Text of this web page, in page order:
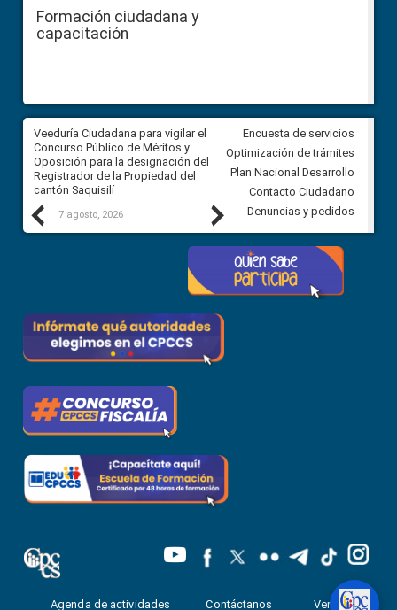
Formación ciudadana y
capacitación
Previous
Veeduría Ciudadana para vigilar el
Concurso Público de Méritos y
Oposición para la designación del
Registrador de la Propiedad del
cantón Saquisilí
7 agosto, 2026
Veeduría Ciudadana para
construcción del asfaltado de
Ballenita del cantón Santa
7 agosto, 2026
Next
Encuesta de servicios
Optimización de trámites
Plan Nacional Desarrollo
Contacto Ciudadano
Denuncias y pedidos
Agenda de actividades Contáctanos Ventanilla